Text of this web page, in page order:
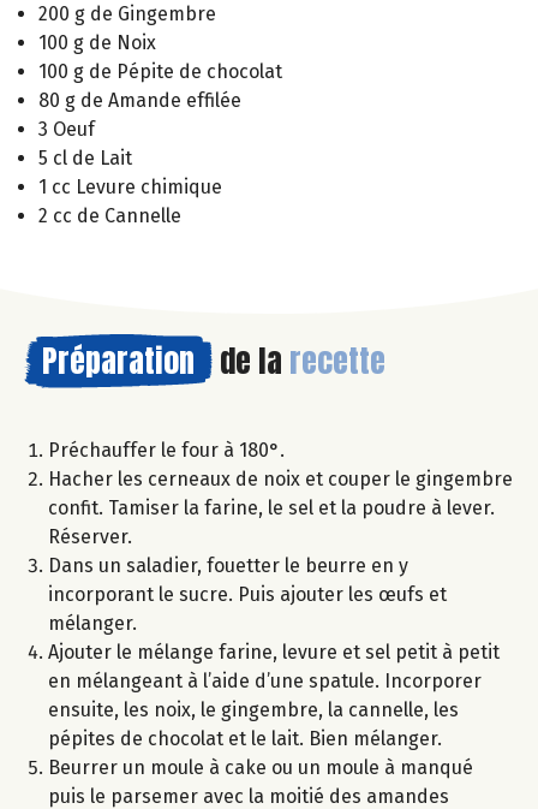
200 g de Gingembre
100 g de Noix
100 g de Pépite de chocolat
80 g de Amande effilée
3 Oeuf
5 cl de Lait
1 cc Levure chimique
2 cc de Cannelle
Préparation de la recette
Préchauffer le four à 180°.
Hacher les cerneaux de noix et couper le gingembre
confit. Tamiser la farine, le sel et la poudre à lever.
Réserver.
Dans un saladier, fouetter le beurre en y
incorporant le sucre. Puis ajouter les œufs et
mélanger.
Ajouter le mélange farine, levure et sel petit à petit
en mélangeant à l’aide d’une spatule. Incorporer
ensuite, les noix, le gingembre, la cannelle, les
pépites de chocolat et le lait. Bien mélanger.
Beurrer un moule à cake ou un moule à manqué
puis le parsemer avec la moitié des amandes